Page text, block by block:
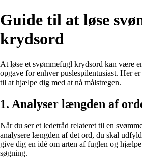
Guide til at løse
krydsord
At løse et svømmefugl krydsord kan være
opgave for enhver puslespilentusiast. Her
til at hjælpe dig med at nå målstregen.
1. Analyser længden af
Når du ser et ledetråd relateret til en
analysere længden af det ord, du skal
give dig en idé om arten af fuglen og
søgning.